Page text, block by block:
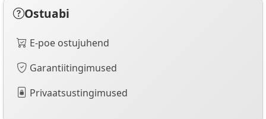
Ostuabi
E-poe ostujuhend
Garantiitingimused
Privaatsustingimused